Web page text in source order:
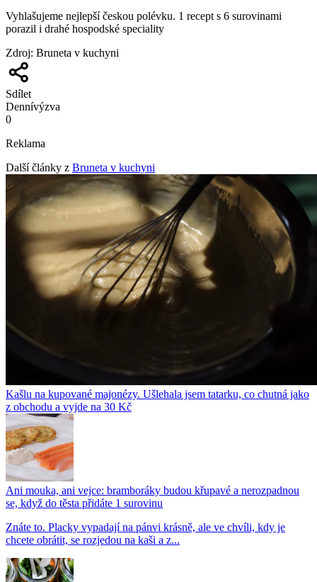
Vyhlašujeme nejlepší českou polévku. 1 recept s 6 surovinami
porazil i drahé hospodské speciality
Zdroj: Bruneta v kuchyni
Sdílet
Dennívýzva
0
Reklama
Další články z Bruneta v kuchyni
Kašlu na kupované majonézy. Ušlehala jsem tatarku, co chutná jako
z obchodu a vyjde na 30 Kč
Ani mouka, ani vejce: bramboráky budou křupavé a nerozpadnou
se, když do těsta přidáte 1 surovinu
Znáte to. Placky vypadají na pánvi krásně, ale ve chvíli, kdy je
chcete obrátit, se rozjedou na kaši a z...